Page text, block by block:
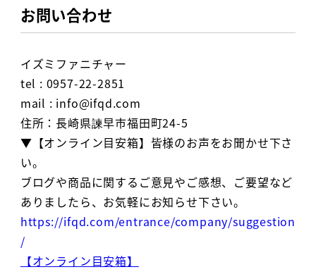
お問い合わせ
イズミファニチャー
tel : 0957-22-2851
mail : info@ifqd.com
住所：長崎県諫早市福田町24-5
▼【オンライン目安箱】皆様のお声をお聞かせ下さ
い。
ブログや商品に関するご意見やご感想、ご要望など
ありましたら、お気軽にお知らせ下さい。
https://ifqd.com/entrance/company/suggestion
/
【オンライン目安箱】